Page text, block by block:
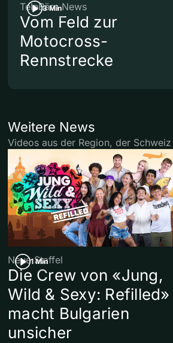
3 Min
TeleBärn News
Vom Feld zur
Motocross-
Rennstrecke
Weitere News
Videos aus der Region, der
1 Min
Neue Staffel
Die Crew von «Jung,
Wild & Sexy: Refilled»
macht Bulgarien
unsicher